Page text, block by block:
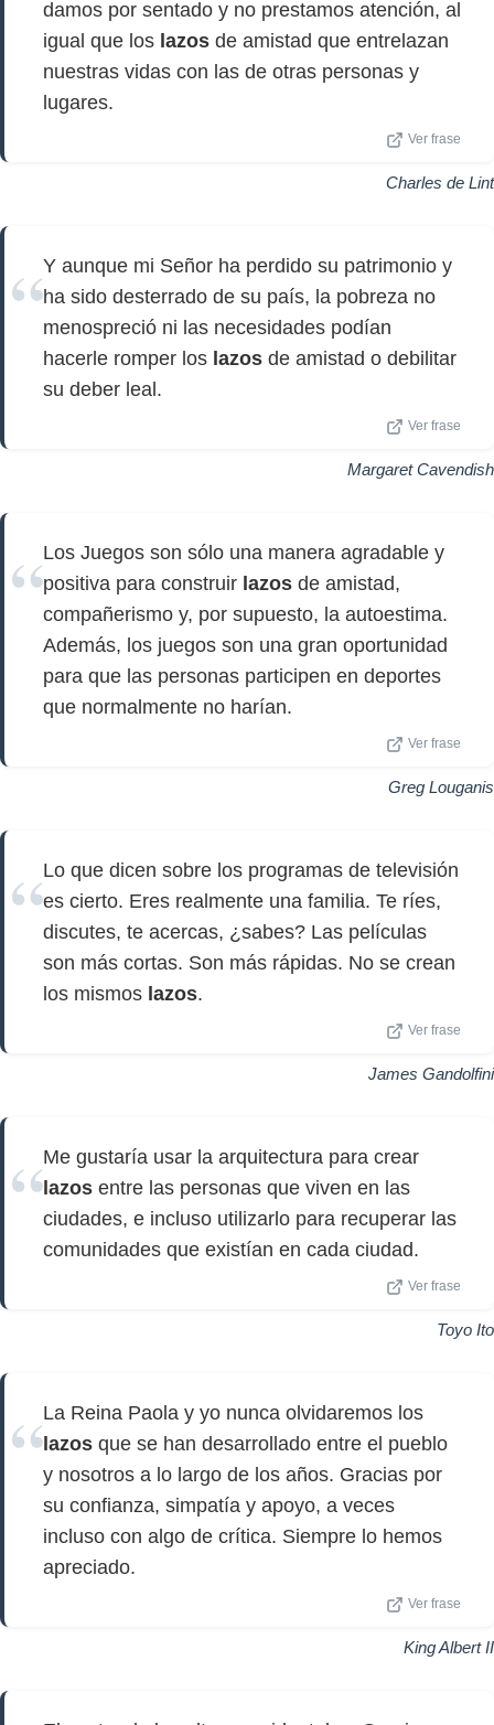
damos por sentado y no prestamos atención, al
igual que los lazos de amistad que entrelazan
nuestras vidas con las de otras personas y
lugares.
Ver frase
Charles de Lint
Y aunque mi Señor ha perdido su patrimonio y
ha sido desterrado de su país, la pobreza no
menospreció ni las necesidades podían
hacerle romper los lazos de amistad o debilitar
su deber leal.
Ver frase
Margaret Cavendish
Los Juegos son sólo una manera agradable y
positiva para construir lazos de amistad,
compañerismo y, por supuesto, la autoestima.
Además, los juegos son una gran oportunidad
para que las personas participen en deportes
que normalmente no harían.
Ver frase
Greg Louganis
Lo que dicen sobre los programas de televisión
es cierto. Eres realmente una familia. Te ríes,
discutes, te acercas, ¿sabes? Las películas
son más cortas. Son más rápidas. No se crean
los mismos lazos.
Ver frase
James Gandolfini
Me gustaría usar la arquitectura para crear
lazos entre las personas que viven en las
ciudades, e incluso utilizarlo para recuperar las
comunidades que existían en cada ciudad.
Ver frase
Toyo Ito
La Reina Paola y yo nunca olvidaremos los
lazos que se han desarrollado entre el pueblo
y nosotros a lo largo de los años. Gracias por
su confianza, simpatía y apoyo, a veces
incluso con algo de crítica. Siempre lo hemos
apreciado.
Ver frase
King Albert II